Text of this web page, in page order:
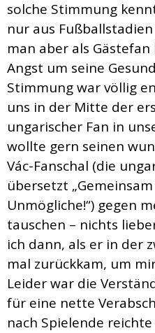
solche Stimmung
nur aus
man aber als
Angst um seine
Stimmung war völlig
uns in der Mitte der
ungarischer Fan in
wollte gern seinen
Vác-Fanschal (die
übersetzt
Unmögliche!“) gegen
tauschen – nichts
ich dann, als er in der
mal zurückkam, um
Leider war die
für eine nette
nach Spielende